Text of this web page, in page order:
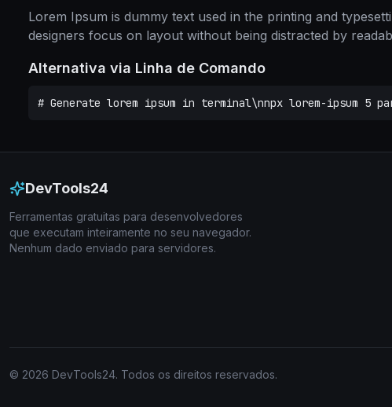
Lorem Ipsum is dummy text used in the printing and
designers focus on layout without being distracted by
Alternativa via Linha de Comando
# Generate lorem ipsum in terminal\nnpx lorem-ipsum 5
DevTools24
Ferramentas gratuitas para desenvolvedores
que executam inteiramente no seu navegador.
Nenhum dado enviado para servidores.
© 2026 DevTools24. Todos os direitos reservados.